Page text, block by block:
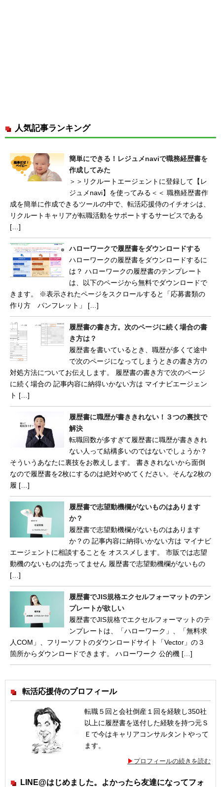
人気記事ランキング
簡単にできる！レジュメnaviで職務経歴書を
作成してみた
＞＞リクルートエージェントに登録して【レ
ジュメnavi】を使ってみる＜＜ 職務経歴書作
成を簡単に作成できるツールの中で、転活応援侍のイチオシは、
リクルートキャリアが転職活動をサポートするサービスである
[…]
ハローワークで履歴書をダウンロードする
ハローワークの履歴書をダウンロードするに
は？ ハローワークの履歴書のテンプレート
は、以下のページから無料でダウンロードで
きます。 ※表示されたページをスクロールすると「応募書類の
作り方 パンフレット」 […]
履歴書の書き方。次のページに続く場合の書
き方は？
履歴書を書いているとき、職歴が多くて途中
で次のページになってしまうときの書き方の
対処方法についてお伝えします。 履歴書の書き方で次のページ
に続く場合の 記事内容に納得いかない方は マイナビエージェン
ト […]
履歴書に職歴が書ききれない！３つの裏技で
解決
転職回数が多すぎて履歴書に職歴が書ききれ
ない人って結構多いのではないでしょうか？
そういうあなたに裏技をお教えします。 書ききれないから面倒
なので履歴書を2枚にするのは絶対やめてください。そんな2枚の
履 […]
履歴書で志望動機欄がないものはあります
か？
履歴書で志望動機欄がないものはあります
か？の 記事内容に納得いかない方は マイナビ
エージェントに相談することを オススメします。 市販では志望
動機のないものは売ってません 履歴書で志望動機欄がないもの
[…]
履歴書でJIS規格エクセルフォーマットのテン
プレートが欲しい
履歴書でJIS規格でエクセルフォーマットのテ
ンプレートは、「ハローワーク」、「無料求
人COM」、フリーソフトのダウンロードサイト「Vector」の３
箇所からダウンロードできます。 ハローワーク 公的機 […]
転活応援侍のプロフィール
転職５回と会社倒産１回を経験し350社
以上に履歴書を送付した経験を持つ元Ｓ
Ｅで今はキャリアコンサルタントやって
ます。
プロフィールの続きを読む
LINE@はじめました。よかったら友達になってフォ